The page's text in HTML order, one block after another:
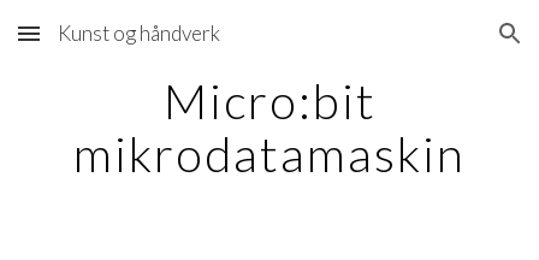
Skip to main content Skip to navigation
Kunst og håndverk
Micro:bit
mikrodatamaskin